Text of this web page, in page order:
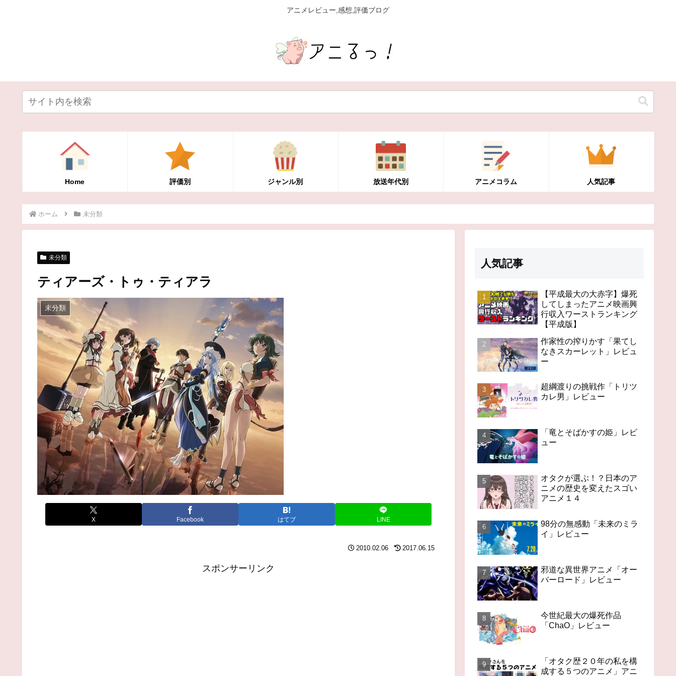
アニメレビュー,感想,評価ブログ
Home 評価別 ジャンル別 放送年代別 アニメコラム 人気記事
ホーム 未分類
未分類
ティアーズ・トゥ・ティアラ
未分類
X Facebook はてブ LINE
2010.02.06 2017.06.15
スポンサーリンク
人気記事
【平成最大の大赤字】爆死
してしまったアニメ映画興
行収入ワーストランキング
【平成版】
作家性の搾りかす「果てし
なきスカーレット」レビュ
ー
超綱渡りの挑戦作「トリツ
カレ男」レビュー
「竜とそばかすの姫」レビ
ュー
オタクが選ぶ！？日本のア
ニメの歴史を変えたスゴい
アニメ１４
98分の無感動「未来のミラ
イ」レビュー
邪道な異世界アニメ「オー
バーロード」レビュー
今世紀最大の爆死作品
「ChaO」レビュー
「オタク歴２０年の私を構
成する５つのアニメ」アニ